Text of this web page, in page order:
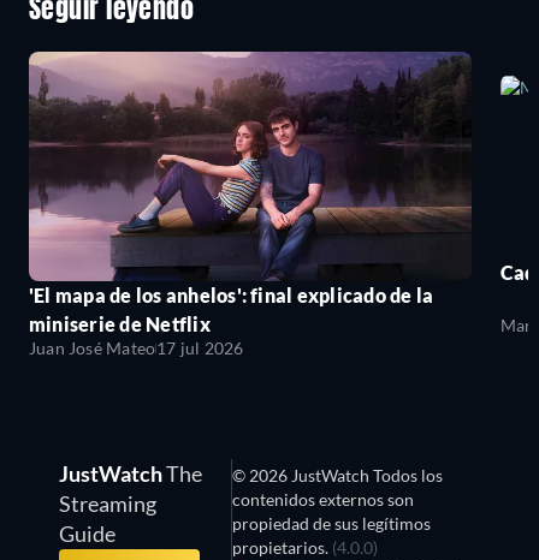
Seguir leyendo
'El mapa de los anhelos': final explicado de la
miniserie de Netflix
Juan José Mateo17 jul 2026
JustWatchThe
Streaming
Guide
© 2026 JustWatch Todos los
contenidos externos son
propiedad de sus legítimos
propietarios. (4.0.0)